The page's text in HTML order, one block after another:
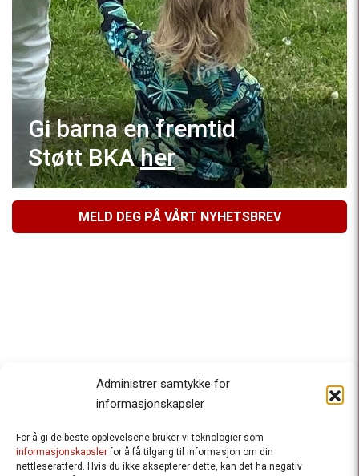
Administrer samtykke for
informasjonskapsler
For å gi de beste opplevelsene bruker vi teknologier som
informasjonskapslerfor å få tilgang til informasjon om din
nettleseratferd. Hvis du ikke aksepterer dette, kan det ha negativ
Gi barna en fremtid
Støtt BKAher
MELD DEG PÅ VÅRT NYHETSBREV
Besteforeldrenes klimaaksjon